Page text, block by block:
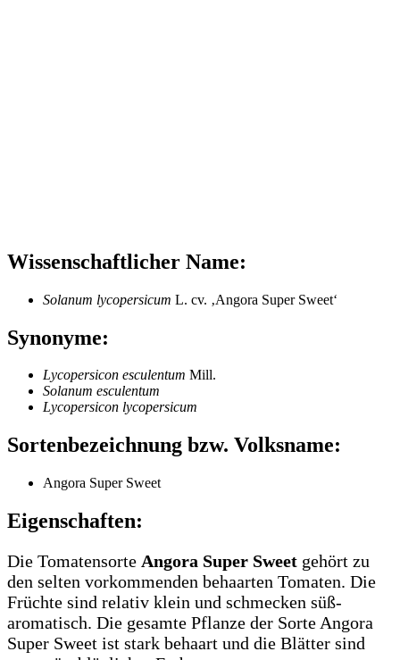
Wissenschaftlicher Name:
Solanum lycopersicum L. cv. ‚Angora Super Sweet‘
Synonyme:
Lycopersicon esculentum Mill.
Solanum esculentum
Lycopersicon lycopersicum
Sortenbezeichnung bzw. Volksname:
Angora Super Sweet
Eigenschaften:
Die Tomatensorte Angora Super Sweet gehört zu
den selten vorkommenden behaarten Tomaten. Die
Früchte sind relativ klein und schmecken süß-
aromatisch. Die gesamte Pflanze der Sorte Angora
Super Sweet ist stark behaart und die Blätter sind